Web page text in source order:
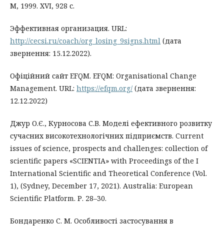
М, 1999. XVI, 928 с.
Эффективная организация. URL:
http://cecsi.ru/coach/org_losing_9signs.html (дата
звернення: 15.12.2022).
Офіційний сайт EFQM. EFQM: Organisational Change
Management. URL: https://efqm.org/ (дата звернення:
12.12.2022)
Джур О.Є., Курносова С.В. Моделі ефективного розвитку
сучасних високотехнологічних підприємств. Current
issues of science, prospects and challenges: collection of
scientific papers «SCIENTIA» with Proceedings of the I
International Scientific and Theoretical Conference (Vol.
1), (Sydney, December 17, 2021). Australia: European
Scientific Platform. Р. 28–30.
Бондаренко С. М. Особливості застосування в